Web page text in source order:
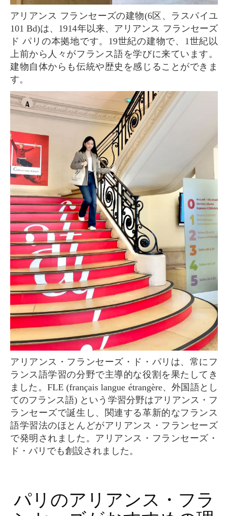
アリアンス フランセーズの建物(6区、ラスパイユ
101 Bd)は、1914年以来、アリアンス フランセーズ
ド パリの本拠地です。19世紀の建物で、1世紀以
上前から人々がフランス語を学びに来ています。
建物自体からも伝統や歴史を感じることができま
す。
アリアンス・フランセーズ・ド・パリは、常にフ
ランス語学習の分野で主導的な役割を果たしてき
ました。FLE (français langue étrangère、外国語とし
てのフランス語) という学習分野はアリアンス・フ
ランセーズで誕生し、関連する革新的なフランス
語学習法のほとんどがアリアンス・フランセーズ
で発明されました。アリアンス・フランセーズ・
ド・パリでも創設されました。
パリのアリアンス・フラ